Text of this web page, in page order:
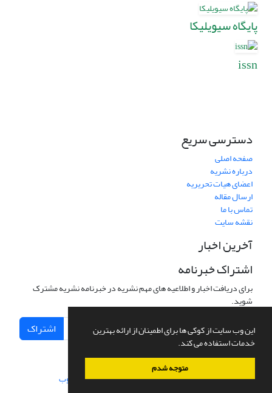
این وب سایت از کوکی ها برای اطمینان از ارائه بهترین
خدمات استفاده می کند.
متوجه شدم
پایگاه سیویلیکا
issn
دسترسی سریع
صفحه اصلی
درباره نشریه
اعضای هیات تحریریه
ارسال مقاله
تماس با ما
نقشه سایت
آخرین اخبار
اشتراک خبرنامه
برای دریافت اخبار و اطلاعیه های مهم نشریه در خبرنامه نشریه مشترک
شوید.
اشتراک
سامانه مدیریت نشریات علمی.طراحی و پیاده سازی از سیناوب